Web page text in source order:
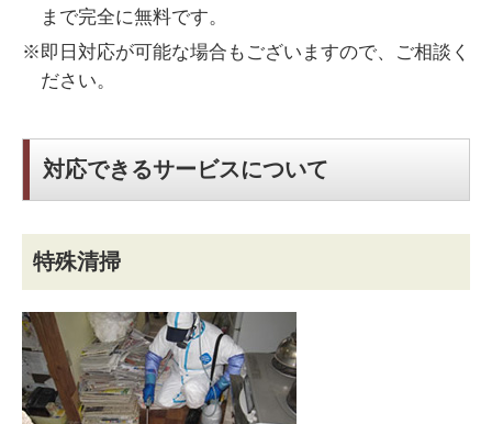
まで完全に無料です。
※即日対応が可能な場合もございますので、ご相談く
ださい。
対応できるサービスについて
特殊清掃